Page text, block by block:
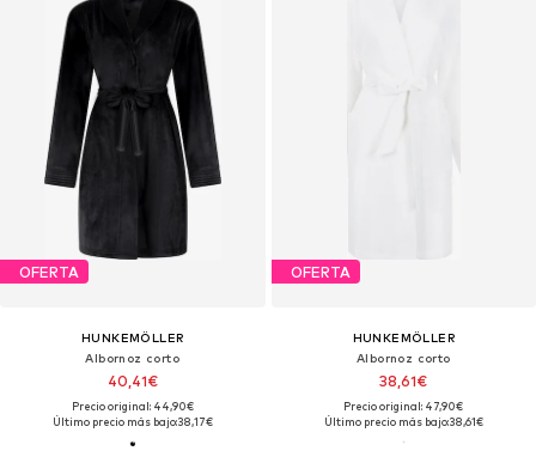
OFERTA
HUNKEMÖLLER
Albornoz corto
40,41€
Precio original: 44,90€
Último precio más bajo:38,17€
OFERTA
HUNKEMÖLLER
Albornoz corto
38,61€
Precio original: 47,90€
Último precio más bajo:38,61€